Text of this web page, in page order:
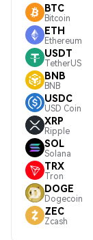
BTC
Bitcoin
ETH
Ethereum
USDT
TetherUS
BNB
BNB
USDC
USD Coin
XRP
Ripple
SOL
Solana
TRX
Tron
DOGE
Dogecoin
ZEC
Zcash